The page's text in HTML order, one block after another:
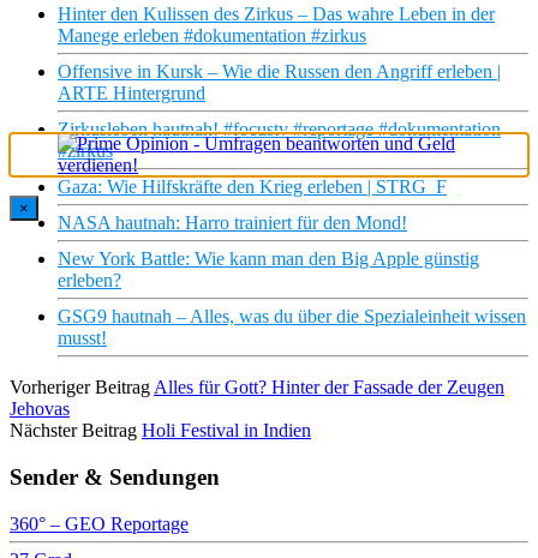
Hinter den Kulissen des Zirkus – Das wahre Leben in der
Manege erleben #dokumentation #zirkus
Offensive in Kursk – Wie die Russen den Angriff erleben |
ARTE Hintergrund
Zirkusleben hautnah! #focustv #reportage #dokumentation
#zirkus
Gaza: Wie Hilfskräfte den Krieg erleben | STRG_F
NASA hautnah: Harro trainiert für den Mond!
New York Battle: Wie kann man den Big Apple günstig
erleben?
GSG9 hautnah – Alles, was du über die Spezialeinheit wissen
musst!
Vorheriger Beitrag Alles für Gott? Hinter der Fassade der Zeugen
Jehovas
Nächster Beitrag Holi Festival in Indien
Sender & Sendungen
360° – GEO Reportage
×